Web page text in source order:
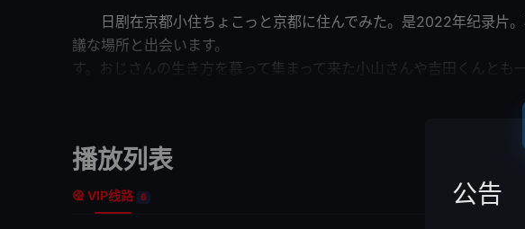
日剧 在京都小住ちょこっと京都に住んでみた。是2022年纪录片
議な場所と出会います。 ちょっぴり成長した
す。おじさんの生き方を慕って集まって来た小
う一つの理由。 以前、東京で大勢が集
そんな気持ちの正体が何なのか知
で仕事をする小山さんや吉田くんと触れ合っ
友人・ 結と会うことになった佳奈。友達が故に「嬉しい」
今回もおじさんの言葉を受けて佳奈はどう成長
播放列表
VIP线路 6 公告